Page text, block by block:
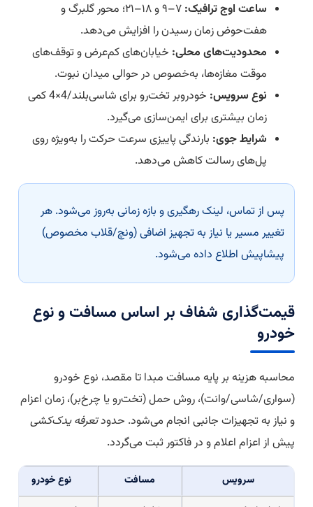
ساعت اوج ترافیک:
۷–۹ و ۱۸–۲۱؛ محور گلبرگ و
هفت‌حوض زمان رسیدن را افزایش می‌دهد.
محدودیت‌های محلی: خیابان‌های کم‌عرض و توقف‌های
موقت مغازه‌ها، به‌خصوص در حوالی میدان نبوت.
نوع سرویس:
خودروبر تخت‌رو برای شاسی‌بلند/4×4 کمی
زمان بیشتری برای ایمن‌سازی می‌گیرد.
شرایط جوی: بارندگی پاییزی سرعت حرکت را به‌ویژه روی
پل‌های رسالت کاهش می‌دهد.
پس از تماس، لینک رهگیری و بازه زمانی به‌روز می‌شود. هر
تغییر مسیر یا نیاز به تجهیز اضافی (ونچ/قلاب مخصوص)
پیشاپیش اطلاع داده می‌شود.
قیمت‌گذاری شفاف بر اساس مسافت و نوع
خودرو
محاسبه هزینه بر پایه مسافت مبدا تا مقصد، نوع خودرو
(سواری/شاسی/وانت)، روش حمل (تخت‌رو یا چرخ‌بر)، زمان اعزام
و نیاز به تجهیزات جانبی انجام می‌شود. حدودتعرفه یدک‌کشی
پیش از اعزام اعلام و در فاکتور ثبت می‌گردد.
سرویس مسافت نوع خودرو